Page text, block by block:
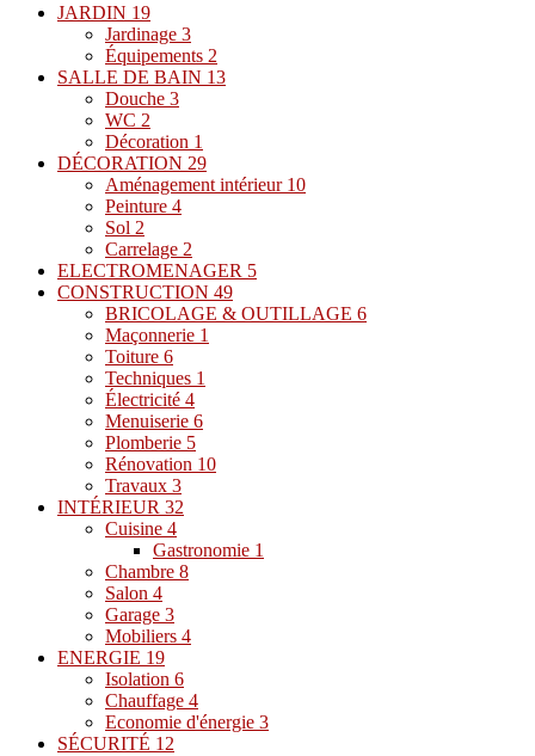
JARDIN 19
Jardinage 3
Équipements 2
SALLE DE BAIN 13
Douche 3
WC 2
Décoration 1
DÉCORATION 29
Aménagement intérieur 10
Peinture 4
Sol 2
Carrelage 2
ELECTROMENAGER 5
CONSTRUCTION 49
BRICOLAGE & OUTILLAGE 6
Maçonnerie 1
Toiture 6
Techniques 1
Électricité 4
Menuiserie 6
Plomberie 5
Rénovation 10
Travaux 3
INTÉRIEUR 32
Cuisine 4
Gastronomie 1
Chambre 8
Salon 4
Garage 3
Mobiliers 4
ENERGIE 19
Isolation 6
Chauffage 4
Economie d'énergie 3
SÉCURITÉ 12